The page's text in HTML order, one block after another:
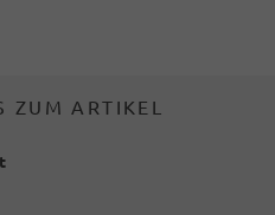
ZUM ARTIKEL